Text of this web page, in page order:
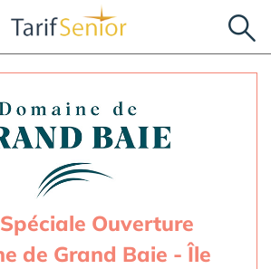
Ouverture
de Grand Baie - Île